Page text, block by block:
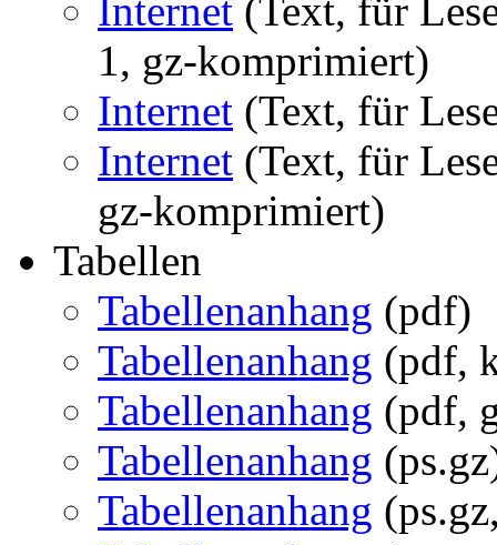
Internet (Text, für
1, gz-komprimiert)
Internet (Text, für
Internet (Text, für
gz-komprimiert)
Tabellen
Tabellenanhang (pdf)
Tabellenanhang (pdf,
Tabellenanhang (pdf,
Tabellenanhang
Tabellenanhang